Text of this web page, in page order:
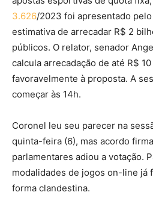
3.626/2023 foi apresentado
estimativa de arrecadar R$ 2
públicos. O relator, senador
calcula arrecadação de até R$
favoravelmente à proposta. A
começar às 14h.
Coronel leu seu parecer na
quinta-feira (6), mas acordo
parlamentares adiou a votação.
modalidades de jogos on-line já
forma clandestina.